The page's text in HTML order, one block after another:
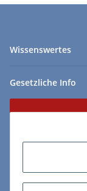
Wissenswertes
Gesetzliche Info